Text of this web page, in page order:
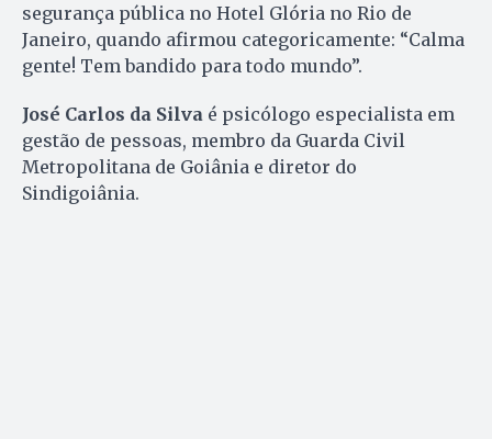
segurança pública no Hotel Glória no Rio de
Janeiro, quando afirmou categoricamente: “Calma
gente! Tem bandido para todo mundo”.
José Carlos da Silva é psicólogo especialista em
gestão de pessoas, membro da Guarda Civil
Metropolitana de Goiânia e diretor do
Sindigoiânia.